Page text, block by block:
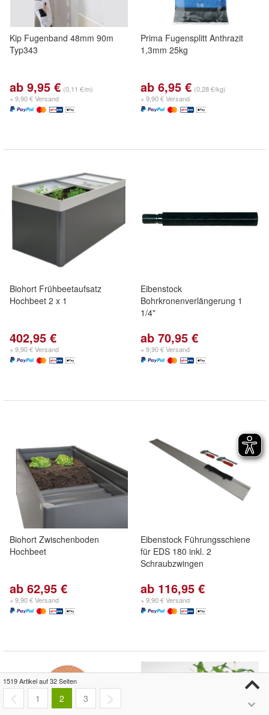
Kip Fugenband 48mm 90m
Typ343
ab 9,95 € (0,11 €/m)
+ 9,90 € Versand
Prima Fugensplitt Anthrazit
1,3mm 25kg
ab 6,95 € (0,28 €/kg)
+ 9,90 € Versand
Biohort Frühbeetaufsatz
Hochbeet 2 x 1
402,95 €
+ 9,90 € Versand
Eibenstock
Bohrkronenverlängerung 1
1/4"
ab 70,95 €
+ 9,90 € Versand
Biohort Zwischenboden
Hochbeet
ab 62,95 €
+ 9,90 € Versand
Eibenstock Führungsschiene
für EDS 180 inkl. 2
Schraubzwingen
ab 116,95 €
+ 9,90 € Versand
1519 Artikel auf 32 Seiten
1 2 3